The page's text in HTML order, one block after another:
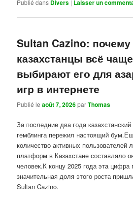
Publié dans Divers | Laisser un
Sultan Cazino: почему
казахстанцы всё чаще
выбирают его для
игр в интернете
Publié leaoût 7, 2026parThomas
За последние два года
гемблинга пережил настоящий
количество активных пользователей
платформ в Казахстане составляло
человек.К концу 2025 года эта
значительная доля этого роста
Sultan Cazino.